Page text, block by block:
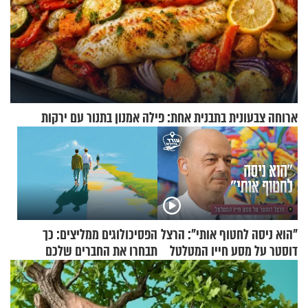
ארוחה צבעונית בתבנית אחת: פילה אמנון בתנור עם ירקות
"הוא ניסה לחטוף אותי": הרצל
דוסטר על מסע חייו המטלטל
הפסיכולוגים ממליצים: כך
תבחרו את החברים שלכם
בחיים